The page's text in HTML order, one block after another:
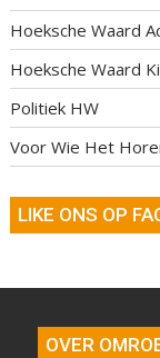
Hoeksche Waard
Hoeksche Waard
Politiek HW
Voor Wie Het
LIKE ONS OP
OVER